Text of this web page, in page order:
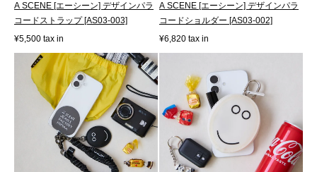
A SCENE [エーシーン] デザインパラ
コードストラップ [AS03-003]
¥5,500 tax in
A SCENE [エーシーン] デザインパラ
コードショルダー [AS03-002]
¥6,820 tax in